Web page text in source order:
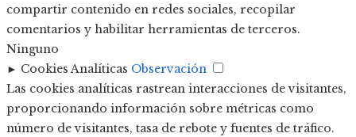
compartir contenido en redes sociales, recopilar
comentarios y habilitar herramientas de terceros.
Ninguno
► Cookies Analíticas Observación
Las cookies analíticas rastrean interacciones de visitantes,
proporcionando información sobre métricas como
número de visitantes, tasa de rebote y fuentes de tráfico.